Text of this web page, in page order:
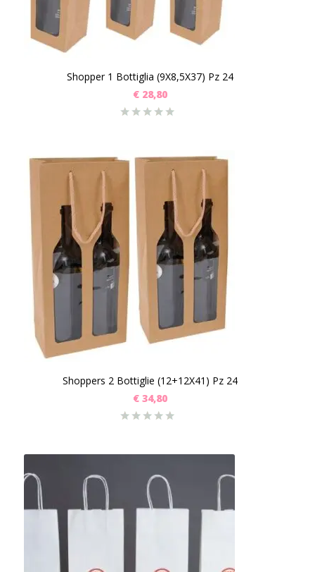
Shopper 1 Bottiglia (9X8,5X37) Pz 24
€ 28,80
Shoppers 2 Bottiglie (12+12X41) Pz 24
€ 34,80